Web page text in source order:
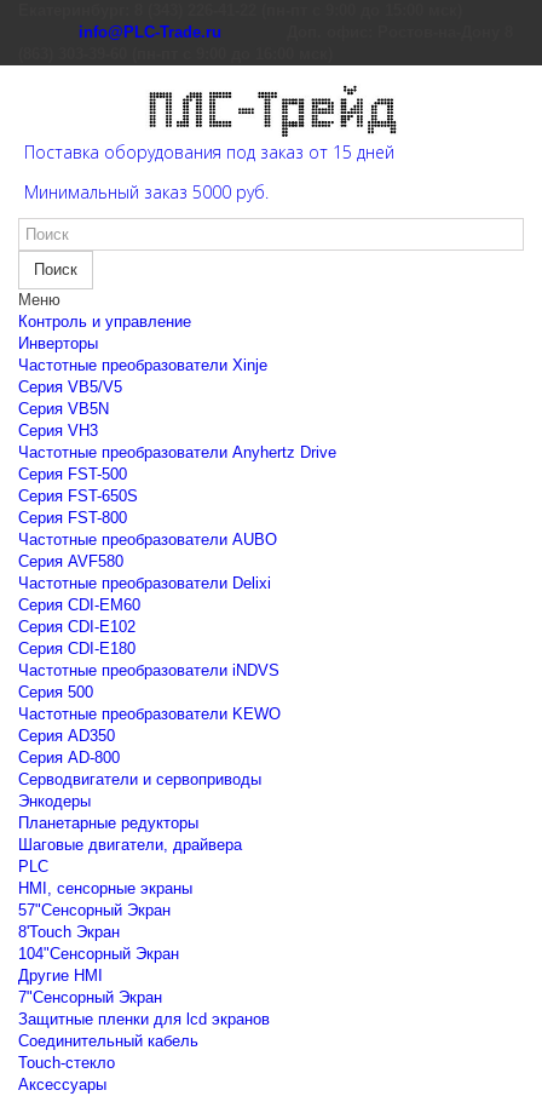
info@PLC-Trade.ru
Поставка оборудования под заказ от 15 дней
Минимальный заказ 5000 руб.
Поиск
Меню
Контроль и управление
Инверторы
Частотные преобразователи Xinje
Cерия VB5/V5
Cерия VB5N
Cерия VH3
Частотные преобразователи Anyhertz Drive
Серия FST-500
Серия FST-650S
Серия FST-800
Частотные преобразователи AUBO
Серия AVF580
Частотные преобразователи Delixi
Серия CDI-EM60
Серия CDI-E102
Серия CDI-E180
Частотные преобразователи iNDVS
Серия 500
Частотные преобразователи KEWO
Серия AD350
Серия AD-800
Серводвигатели и сервоприводы
Энкодеры
Планетарные редукторы
Шаговые двигатели, драйвера
PLC
HMI, сенсорные экраны
57"Сенсорный Экран
8'Touch Экран
104"Сенсорный Экран
Другие HMI
7"Сенсорный Экран
Защитные пленки для lcd экранов
Соединительный кабель
Touch-стекло
Аксессуары